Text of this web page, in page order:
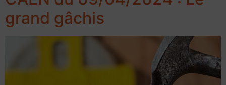
grand gâchis